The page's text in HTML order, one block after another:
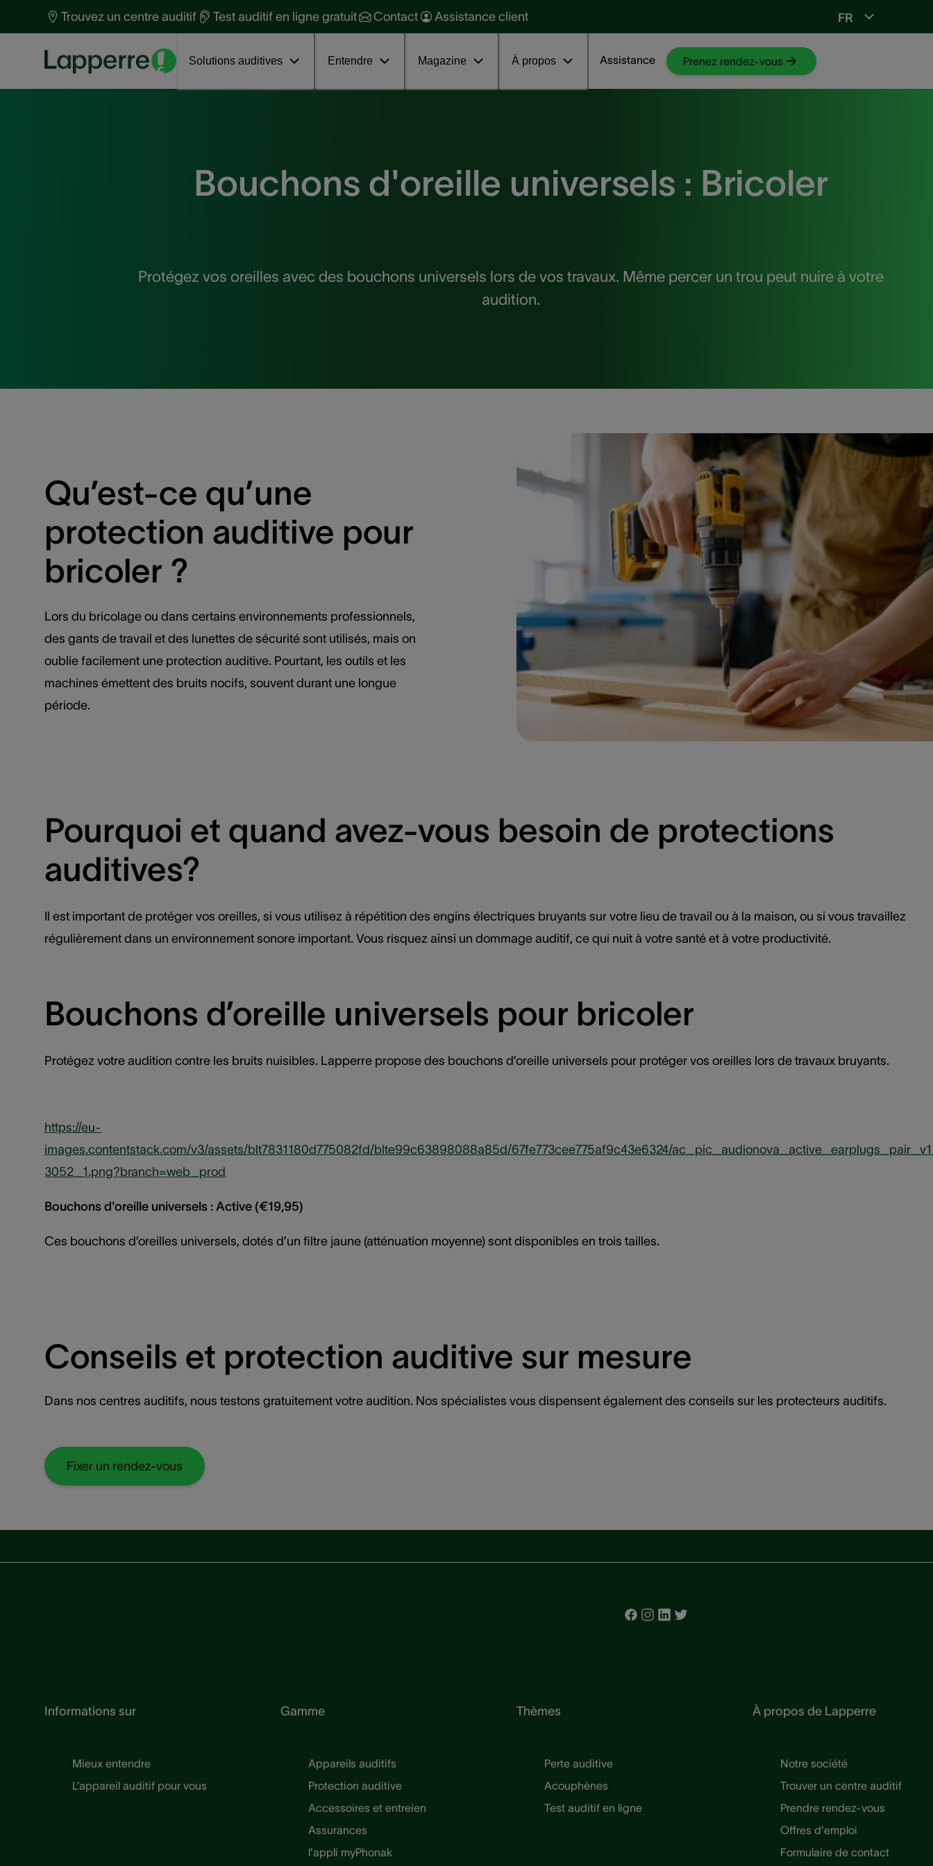
Trouvez un centre auditif Test auditif en ligne gratuit Contact Assistance client FR
Solutions auditives Entendre Magazine À propos Assistance Prenez rendez-vous
Découvrez Phonak Virto™ R Infinio
traitement
Session d'information sur les
Protection auditive
Santé auditive
Interviews
Vers ORL-web
Bouchons d'oreille universels : Bricoler
Protégez vos oreilles avec des bouchons universels lors de vos travaux. Même percer un trou peut nuire à votre
audition.
Qu’est-ce qu’une
protection auditive pour
bricoler ?
Lors du bricolage ou dans certains environnements professionnels,
des gants de travail et des lunettes de sécurité sont utilisés, mais on
oublie facilement une protection auditive. Pourtant, les outils et les
machines émettent des bruits nocifs, souvent durant une longue
période.
Pourquoi et quand avez-vous besoin de protections
auditives?
Il est important de protéger vos oreilles, si vous utilisez à répétition des engins électriques bruyants sur votre lieu de travail ou à la maison, ou si vous travaillez
régulièrement dans un environnement sonore important. Vous risquez ainsi un dommage auditif, ce qui nuit à votre santé et à votre productivité.
Bouchons d’oreille universels pour bricoler
Protégez votre audition contre les bruits nuisibles. Lapperre propose des bouchons d’oreille universels pour protéger vos oreilles lors de travaux bruyants.
https://eu-
images.contentstack.com/v3/assets/blt7831180d775082fd/blte99c63898088a85d/67fe773cee775af9c43e6324/
3052_1.png?branch=web_prod
Bouchons d'oreille universels : Active (€19,95)
Ces bouchons d’oreilles universels, dotés d’un filtre jaune (atténuation moyenne) sont disponibles en trois tailles.
Conseils et protection auditive sur mesure
Dans nos centres auditifs, nous testons gratuitement votre audition. Nos spécialistes vous dispensent également des conseils sur les protecteurs auditifs.
Fixer un rendez-vous
Informations sur
Mieux entendre
L’appareil auditif pour vous
Gamme
Appareils auditifs
Protection auditive
Accessoires et entreien
Assurances
l'appli myPhonak
Thèmes
Perte auditive
Acouphènes
Test auditif en ligne
À propos de Lapperre
Notre société
Trouver un centre auditif
Prendre rendez-vous
Offres d'emploi
Formulaire de contact